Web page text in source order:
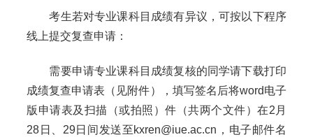
考生若对专业课科目成绩有异议，可按以下程序
线上提交复查申请：
需要申请专业课科目成绩复核的同学请下载打印
成绩复查申请表（见附件），填写签名后将word电子
版申请表及扫描（或拍照）件（共两个文件）在2月
28日、29日间发送至kxren@iue.ac.cn，电子邮件名